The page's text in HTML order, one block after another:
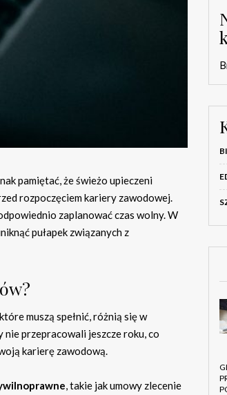
pamiętać, że świeżo upieczeni
rozpoczęciem kariery zawodowej.
zaplanować czas wolny. W
pułapek związanych z
muszą spełnić, różnią się w
przepracowali jeszcze roku, co
karierę zawodową.
, takie jak umowy zlecenie